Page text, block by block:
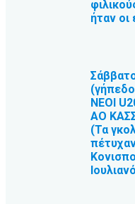
ήταν οι
ΝΕΟΙ
ΑΟ
(Τα